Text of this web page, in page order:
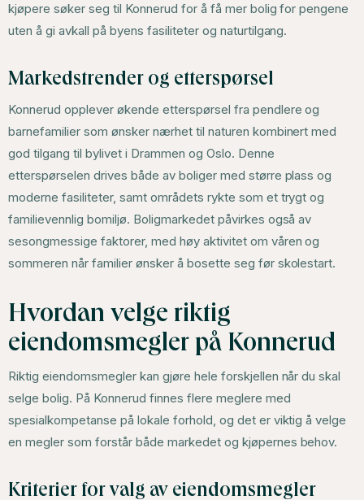
kjøpere søker seg til Konnerud for å få mer bolig for pengene
uten å gi avkall på byens fasiliteter og naturtilgang.
Markedstrender og etterspørsel
Konnerud opplever økende etterspørsel fra pendlere og
barnefamilier som ønsker nærhet til naturen kombinert med
god tilgang til bylivet i Drammen og Oslo. Denne
etterspørselen drives både av boliger med større plass og
moderne fasiliteter, samt områdets rykte som et trygt og
familievennlig bomiljø. Boligmarkedet påvirkes også av
sesongmessige faktorer, med høy aktivitet om våren og
sommeren når familier ønsker å bosette seg før skolestart.
Hvordan velge riktig
eiendomsmegler på Konnerud
Riktig eiendomsmegler kan gjøre hele forskjellen når du skal
selge bolig. På Konnerud finnes flere meglere med
spesialkompetanse på lokale forhold, og det er viktig å velge
en megler som forstår både markedet og kjøpernes behov.
Kriterier for valg av eiendomsmegler